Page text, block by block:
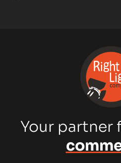
Your partner